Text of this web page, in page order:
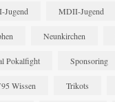
Jugend MDII-Jugend
Neunkirchen
Pokalfight Sponsoring
Wissen Trikots